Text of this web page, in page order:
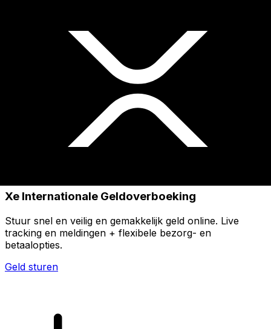
Xe Internationale Geldoverboeking
Stuur snel en veilig en gemakkelijk geld online. Live
tracking en meldingen + flexibele bezorg- en
betaalopties.
Geld sturen